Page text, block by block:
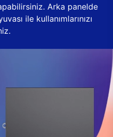
Arka panelde
ile kullanımlarınızı